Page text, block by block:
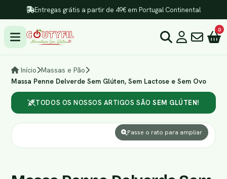
Entregas grátis a partir de 49€ em Portugal Continental
0
Início Massas e Pão
Massa Penne Delverde Sem Glúten, Sem Lactose e Sem Ovo
TODOS OS NOSSOS ARTIGOS SÃO SEM GLÚTEN!
Passe o rato para ampliar